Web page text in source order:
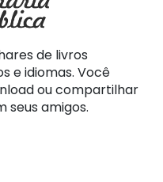
de livros
e idiomas. Você
ou compartilhar
seus amigos.